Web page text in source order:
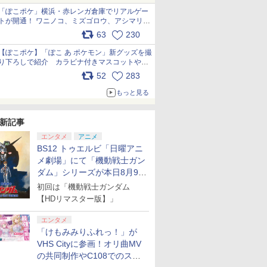
ぽこポケ」横浜・赤レンガ倉庫でリアルゲー
が開通！ ワニノコ、ミズゴロウ、アシマリ登
場シーンをレポート pic.x.com/LDgEByVl6D
63 230
ぽこポケ】「ぽこ あ ポケモン」新グッズを撮
下ろしで紹介 カラビナ付きマスコットやス
52 283
もっと見る
記事
エンタメ アニメ
BS12 トゥエルビ「日曜アニ
メ劇場」にて「機動戦士ガン
ダム」シリーズが本日8月9日
から8週連続で放送
初回は「機動戦士ガンダム
【HDリマスター版】」
エンタメ
「けもみみりふれっ！」が
VHS Cityに参画！オリ曲MV
の共同制作やC108でのスペ